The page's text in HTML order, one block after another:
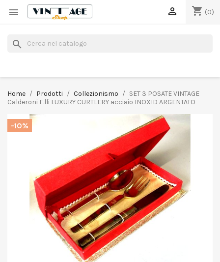
 shopping_cart (0)

search
Home Prodotti Collezionismo
SET 3 POSATE VINTAGE
Calderoni F.lli LUXURY CURTLERY acciaio INOXID ARGENTATO
-10%